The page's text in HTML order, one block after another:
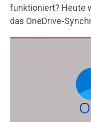
funktioniert? Heute
das OneDrive-